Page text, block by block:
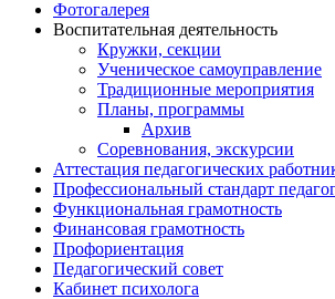
Фотогалерея
Воспитательная деятельность
Кружки, секции
Ученическое самоуправление
Традиционные мероприятия
Планы, программы
Архив
Соревнования, экскурсии
Аттестация педагогических
Профессиональный стандарт
Функциональная грамотность
Финансовая грамотность
Профориентация
Педагогический совет
Кабинет психолога